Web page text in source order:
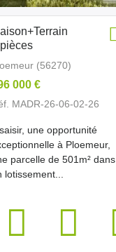
(56270)
000 €
MADR-26-06-02-26
une opportunité
à Ploemeur,
parcelle de 501m² dans
lotissement...